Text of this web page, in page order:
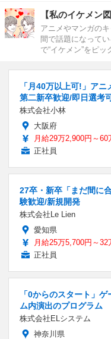
【私のイケメン図
アニメやマンガの
間で話題になって
で“イケメン”をピ
「月40万以上可!」ア
第二新卒歓迎/即日選考
株式会社小林
大阪府
月給29万2,900円～60
正社員
27卒・新卒「まだ間に
験歓迎/新規開発
株式会社Le Lien
愛知県
月給25万5,700円～32
正社員
「0からのスタート」
ム内演出のプログラム
株式会社ELシステム
神奈川県